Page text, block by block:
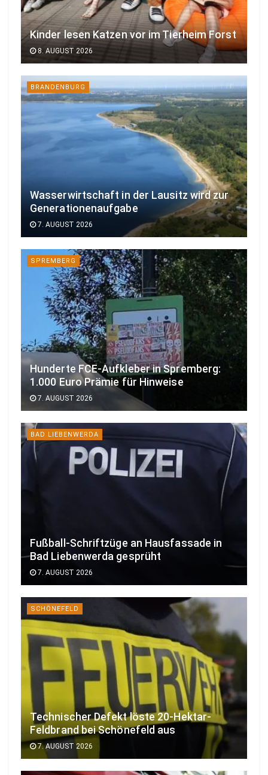
Kinder lesen Katzen vor im Tierheim Forst
8. AUGUST 2026
BRANDENBURG
Wasserwirtschaft in der Lausitz wird zur
Generationenaufgabe
7. AUGUST 2026
SPREMBERG
Hunderte FCE-Aufkleber in Spremberg:
1.000 Euro Prämie für Hinweise
7. AUGUST 2026
BAD LIEBENWERDA
Fußball-Schriftzüge an Hausfassade in
Bad Liebenwerda gesprüht
7. AUGUST 2026
SCHÖNEFELD
Technischer Defekt löste 20-Hektar-
Feldbrand bei Schönefeld aus
7. AUGUST 2026